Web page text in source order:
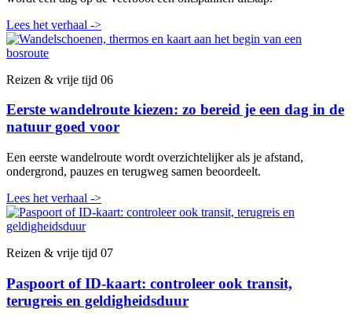
Lees het verhaal ->
Reizen & vrije tijd 06
Eerste wandelroute kiezen: zo bereid je een dag in de
natuur goed voor
Een eerste wandelroute wordt overzichtelijker als je afstand,
ondergrond, pauzes en terugweg samen beoordeelt.
Lees het verhaal ->
Reizen & vrije tijd 07
Paspoort of ID-kaart: controleer ook transit,
terugreis en geldigheidsduur